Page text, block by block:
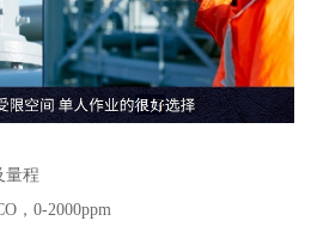
量程
，0-2000ppm